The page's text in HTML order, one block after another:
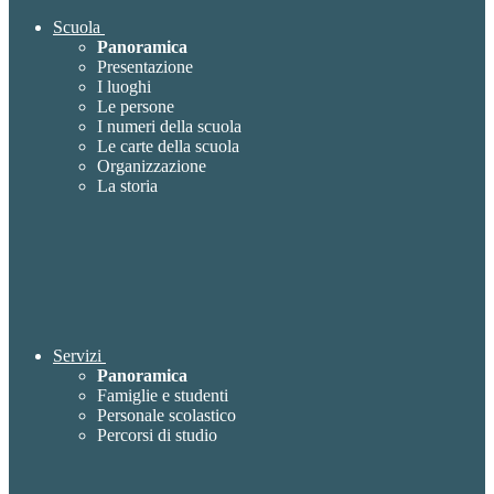
Scuola
Panoramica
Presentazione
I luoghi
Le persone
I numeri della scuola
Le carte della scuola
Organizzazione
La storia
Servizi
Panoramica
Famiglie e studenti
Personale scolastico
Percorsi di studio